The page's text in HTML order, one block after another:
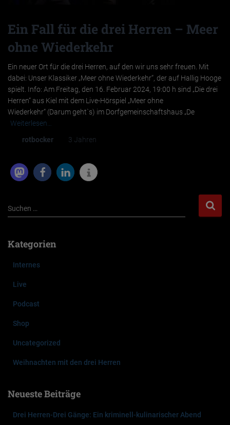
Ein Fall für die drei Herren – Meer
ohne Wiederkehr
Ein neuer Ort für die drei Herren, auf den wir uns sehr freuen. Mit
dabei: Unser Klassiker „Meer ohne Wiederkehr“, der auf Hallig Hooge
spielt. Info: Am Freitag, den 16. Februar 2024, 19:00 h sind „Die drei
Herren“ aus Kiel mit dem Live-Hörspiel „Meer ohne
Wiederkehr“ (Darum geht`s) im Dorfgemeinschaftshaus „De
Weiterlesen…
rotbocker 3 Jahren
S
u
e
Suchen …
Kategorien
Internes
Live
Podcast
Shop
Uncategorized
Weihnachten mit den drei Herren
Neueste Beiträge
Drei Herren-Drei Gänge: Ein kriminell-kulinarischer Abend